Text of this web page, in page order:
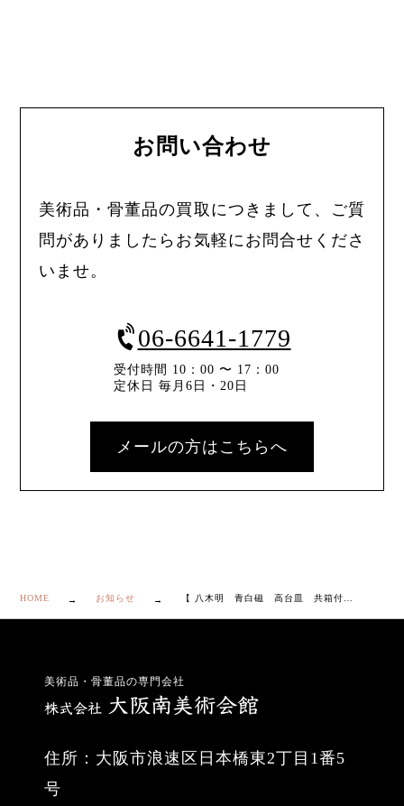
お問い合わせ
美術品・骨董品の買取につきまして、ご質
問がありましたらお気軽にお問合せくださ
いませ。
06-6641-1779
受付時間 10：00 〜 17：00
定休日 毎月6日・20日
メールの方はこちらへ
HOME お知らせ
美術品・骨董品の専門会社
住所：大阪市浪速区日本橋東2丁目1番5
号